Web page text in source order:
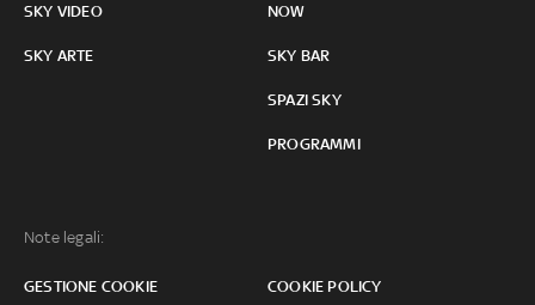
SKY VIDEO
SKY ARTE
NOW
SKY BAR
SPAZI SKY
PROGRAMMI
Note legali:
GESTIONE COOKIE COOKIE POLICY